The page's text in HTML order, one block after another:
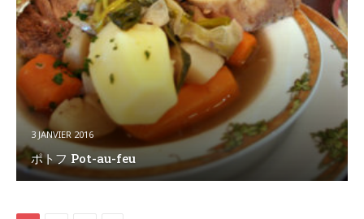
3 JANVIER 2016
ポトフ Pot-au-feu